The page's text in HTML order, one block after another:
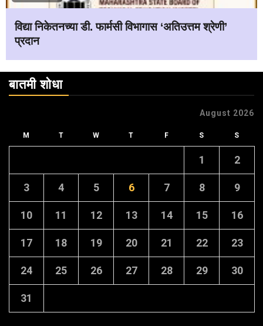
विद्या निकेतनच्या डी. फार्मसी विभागास ‘अतिउत्तम श्रेणी’
प्रदान
बातमी शोधा
August 2026
M T W T F S S
1 2
3 4 5 6 7 8 9
10 11 12 13 14 15 16
17 18 19 20 21 22 23
24 25 26 27 28 29 30
31